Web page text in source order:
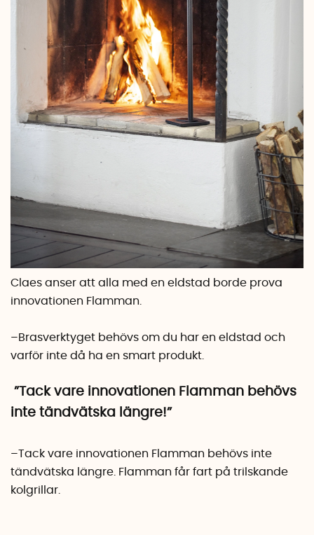
Claes anser att alla med en eldstad borde prova
innovationen Flamman.
–Brasverktyget behövs om du har en eldstad och
varför inte då ha en smart produkt.
”Tack vare innovationen Flamman behövs
inte tändvätska längre!”
–Tack vare innovationen Flamman behövs inte
tändvätska längre. Flamman får fart på trilskande
kolgrillar.